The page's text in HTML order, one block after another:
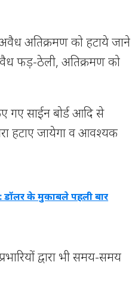
अतिक्रमण को हटाये जाने
फड़-ठेली, अतिक्रमण को
गए साईन बोर्ड आदि से
हटाए जायेगा व आवश्यक
डॉलर के मुकाबले पहली बार
द्वारा भी समय-समय